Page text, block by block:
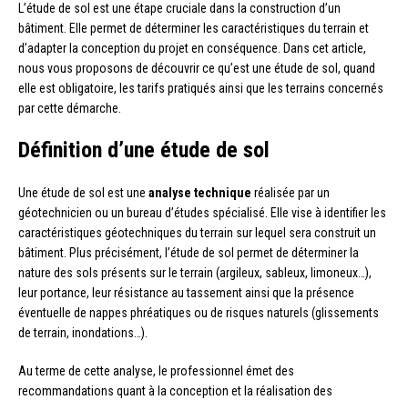
L’étude de sol est une étape cruciale dans la construction d’un
bâtiment. Elle permet de déterminer les caractéristiques du terrain et
d’adapter la conception du projet en conséquence. Dans cet article,
nous vous proposons de découvrir ce qu’est une étude de sol, quand
elle est obligatoire, les tarifs pratiqués ainsi que les terrains concernés
par cette démarche.
Définition d’une étude de sol
Une étude de sol est une analyse technique réalisée par un
géotechnicien ou un bureau d’études spécialisé. Elle vise à identifier les
caractéristiques géotechniques du terrain sur lequel sera construit un
bâtiment. Plus précisément, l’étude de sol permet de déterminer la
nature des sols présents sur le terrain (argileux, sableux, limoneux…),
leur portance, leur résistance au tassement ainsi que la présence
éventuelle de nappes phréatiques ou de risques naturels (glissements
de terrain, inondations…).
Au terme de cette analyse, le professionnel émet des
recommandations quant à la conception et la réalisation des